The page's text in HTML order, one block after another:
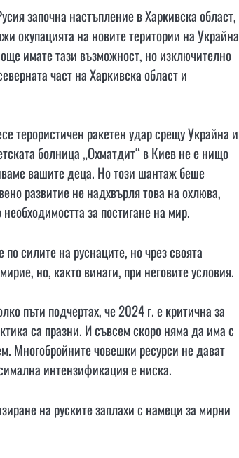
започна настъпление в Харкивска област,
окупацията на новите територии на Украйна
имате тази възможност, но изключително
част на Харкивска област и
терористичен ракетен удар срещу Украйна и
болница „Охматдит“ в Киев не е нищо
вашите деца. Но този шантаж беше
развитие не надхвърля това на охлюва,
за постигане на мир.
силите на руснаците, но чрез своята
но, както винаги, при неговите условия.
пъти подчертах, че 2024 г. е критична за
са празни. И съвсем скоро няма да има с
Многобройните човешки ресурси не дават
интензификация е ниска.
на руските заплахи с намеци за мирни